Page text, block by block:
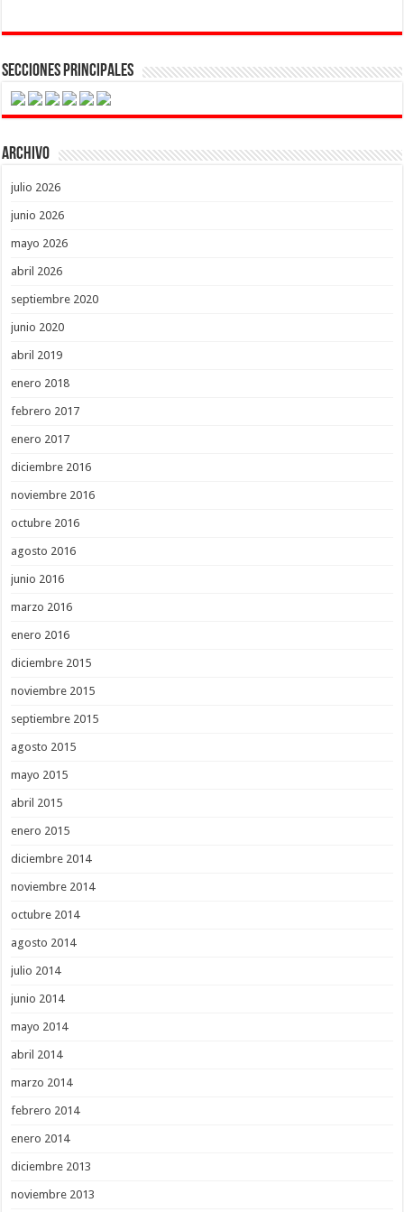
Secciones Principales
Archivo
julio 2026
junio 2026
mayo 2026
abril 2026
septiembre 2020
junio 2020
abril 2019
enero 2018
febrero 2017
enero 2017
diciembre 2016
noviembre 2016
octubre 2016
agosto 2016
junio 2016
marzo 2016
enero 2016
diciembre 2015
noviembre 2015
septiembre 2015
agosto 2015
mayo 2015
abril 2015
enero 2015
diciembre 2014
noviembre 2014
octubre 2014
agosto 2014
julio 2014
junio 2014
mayo 2014
abril 2014
marzo 2014
febrero 2014
enero 2014
diciembre 2013
noviembre 2013